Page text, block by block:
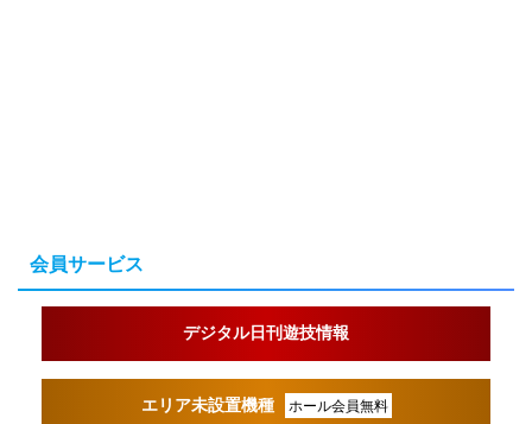
会員サービス
デジタル日刊遊技情報
エリア未設置機種 ホール会員無料